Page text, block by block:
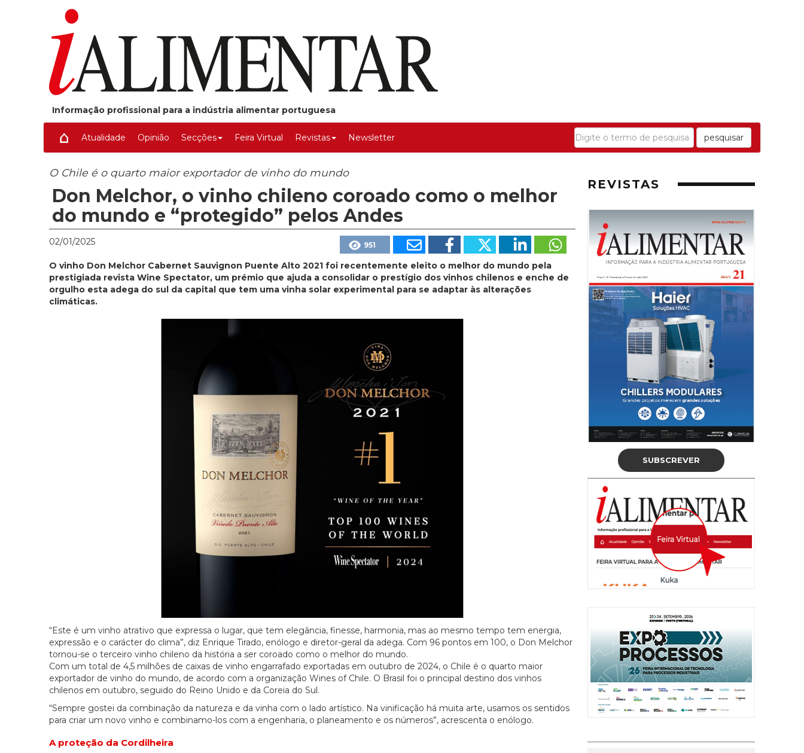
Informação profissional para a indústria alimentar portuguesa
Atualidade Opinião Secções Feira Virtual Revistas Newsletter pesquisar
O Chile é o quarto maior exportador de vinho do mundo
Don Melchor, o vinho chileno coroado como o melhor
do mundo e “protegido” pelos Andes
02/01/2025 951
O vinho Don Melchor Cabernet Sauvignon Puente Alto 2021 foi recentemente eleito o melhor do mundo pela
prestigiada revista Wine Spectator, um prémio que ajuda a consolidar o prestígio dos vinhos chilenos e enche de
orgulho esta adega do sul da capital que tem uma vinha solar experimental para se adaptar às alterações
climáticas.
“Este é um vinho atrativo que expressa o lugar, que tem elegância, finesse, harmonia, mas ao mesmo tempo tem energia,
expressão e o carácter do clima”, diz Enrique Tirado, enólogo e diretor-geral da adega. Com 96 pontos em 100, o Don Melchor
tornou-se o terceiro vinho chileno da história a ser coroado como o melhor do mundo.
Com um total de 4,5 milhões de caixas de vinho engarrafado exportadas em outubro de 2024, o Chile é o quarto maior
exportador de vinho do mundo, de acordo com a organização Wines of Chile. O Brasil foi o principal destino dos vinhos
chilenos em outubro, seguido do Reino Unido e da Coreia do Sul.
“Sempre gostei da combinação da natureza e da vinha com o lado artístico. Na vinificação há muita arte, usamos os sentidos
para criar um novo vinho e combinamo-los com a engenharia, o planeamento e os números”, acrescenta o enólogo.
A proteção da Cordilheira
REVISTAS
SUBSCREVER